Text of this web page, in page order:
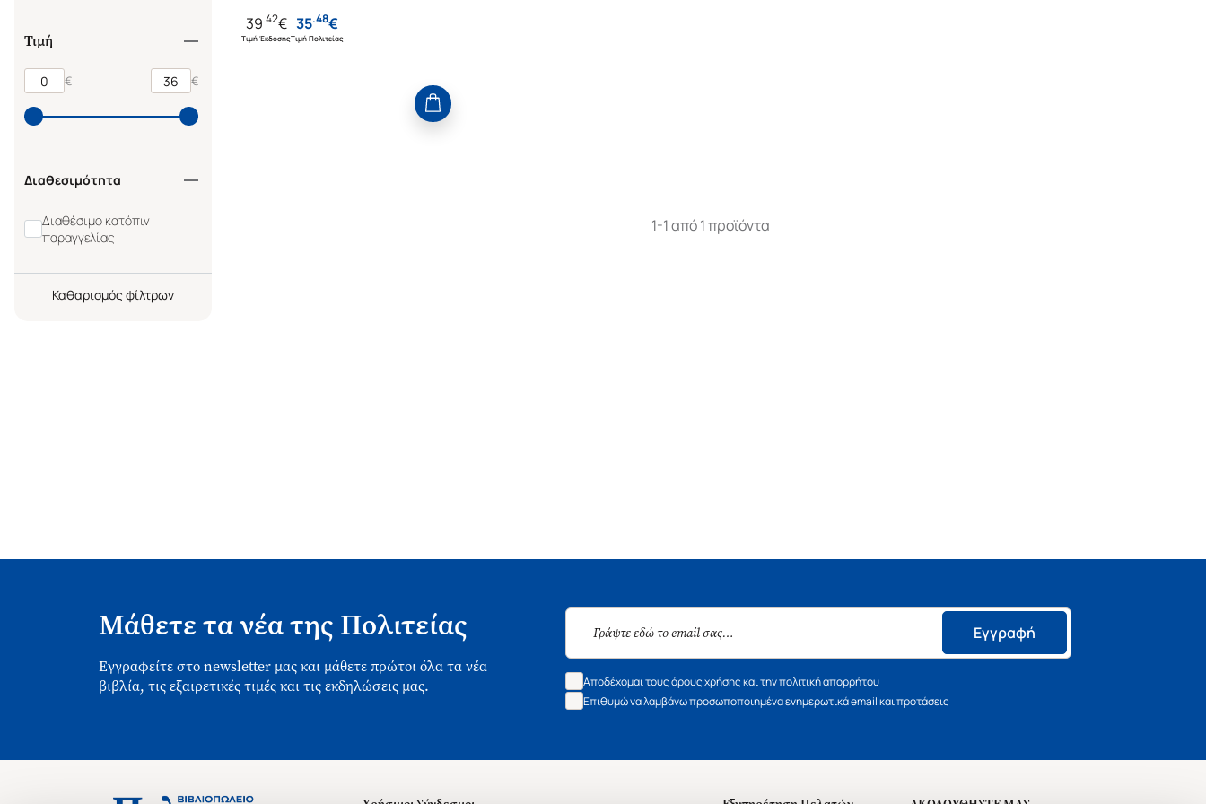
Τιμή
€ €
Διαθεσιμότητα
Διαθέσιμο κατόπιν
παραγγελίας
Καθαρισμός
39.42€
Τιμή Έκδοσης
35.48€
Τιμή Πολιτείας
1-1 από 1 προϊόντα
Μάθετε τα νέα της Πολιτείας
Εγγραφείτε στο newsletter μας και μάθετε πρώτοι όλα τα νέα
βιβλία, τις εξαιρετικές τιμές και τις εκδηλώσεις μας.
Εγγραφή
Αποδέχομαι τους όρους χρήσης και την πολιτική απορρήτου
Επιθυμώ να λαμβάνω προσωποποιημένα ενημερωτικά email και προτάσεις